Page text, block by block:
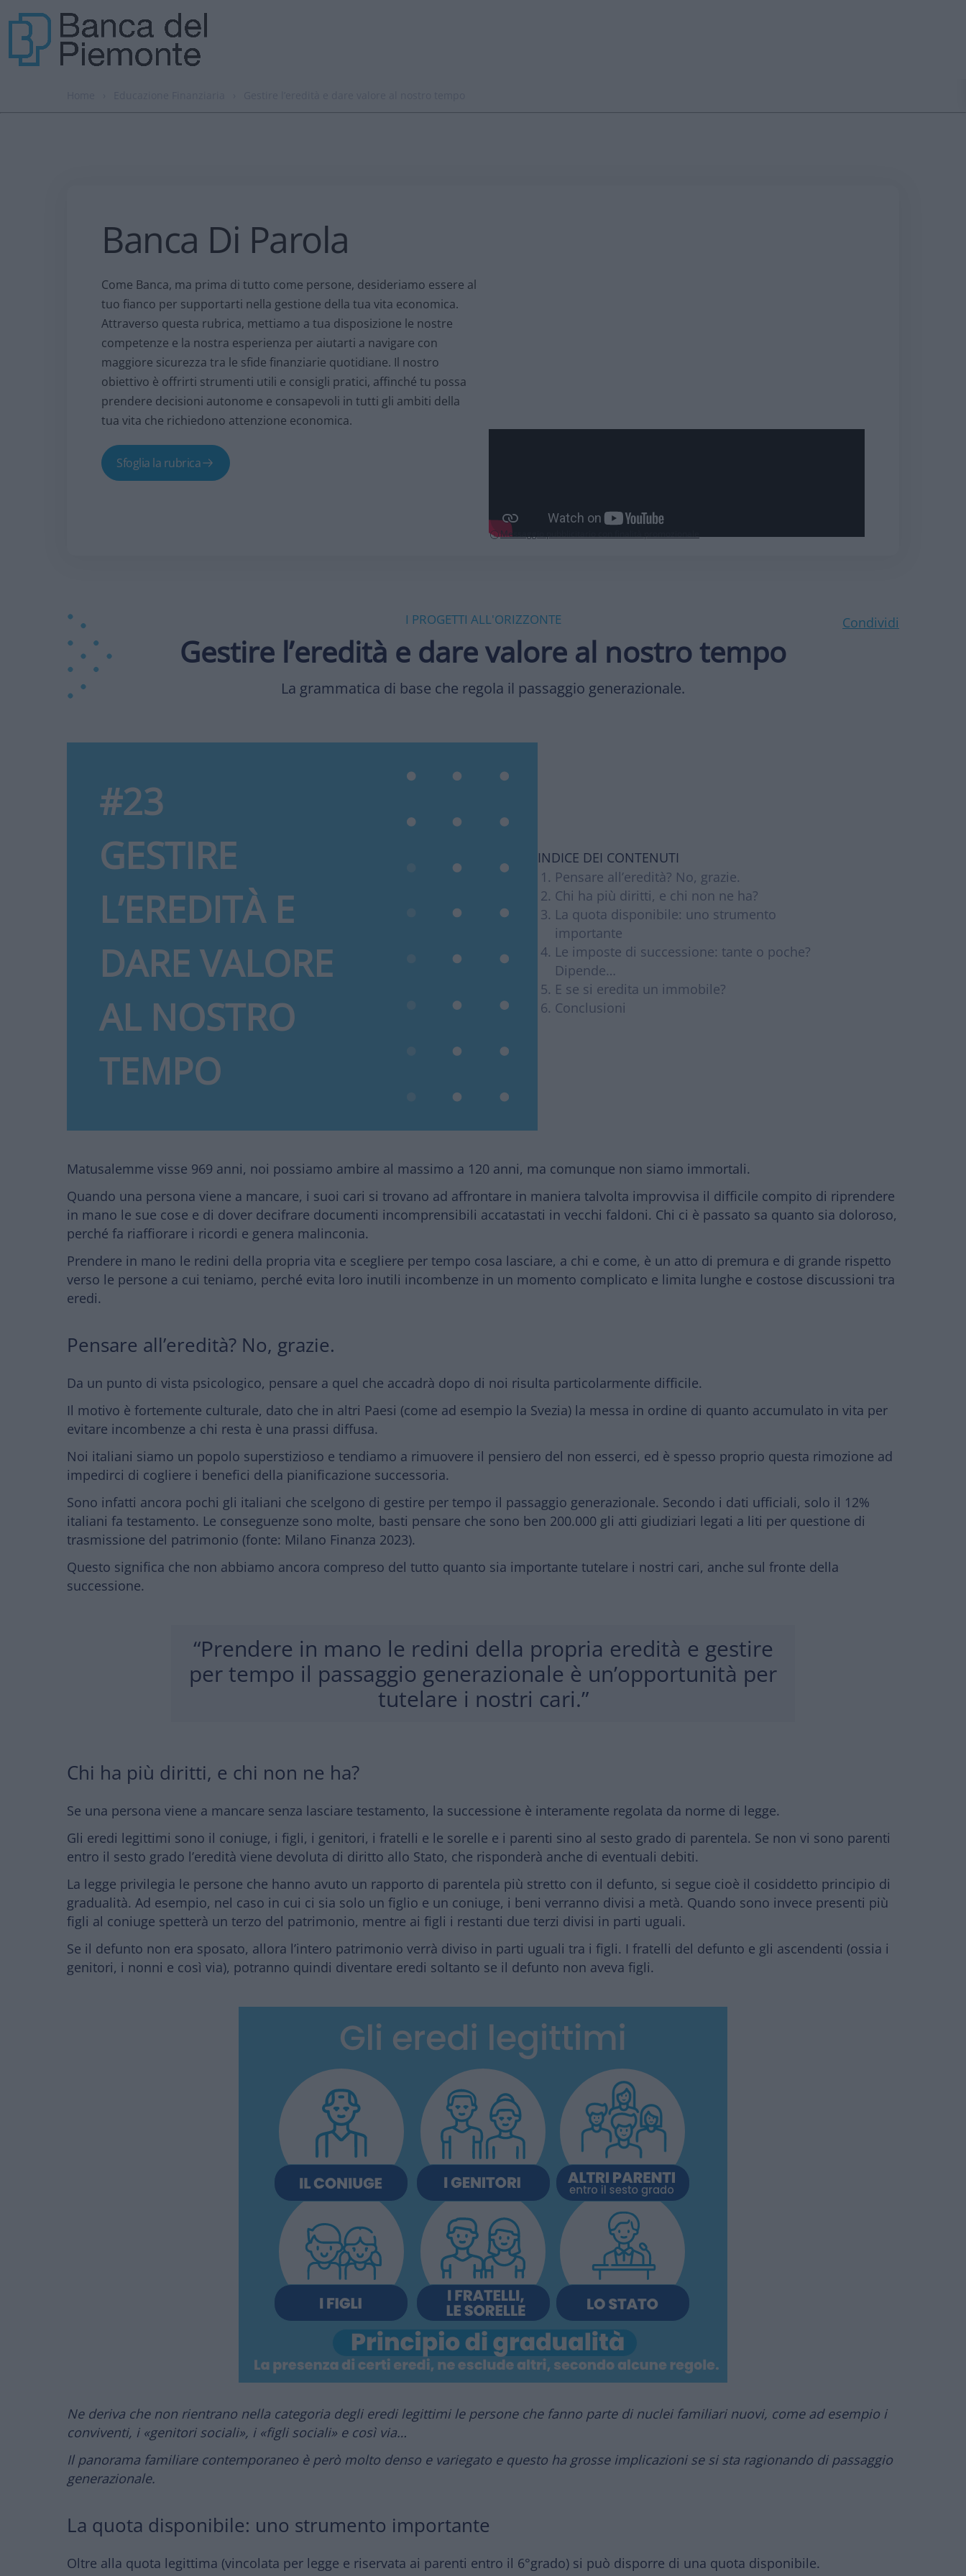
Banca Di Parola
Come Banca, ma prima di tutto come persone, desideriamo essere al
tuo fianco per supportarti nella gestione della tua vita economica.
Attraverso questa rubrica, mettiamo a tua disposizione le nostre
competenze e la nostra esperienza per aiutarti a navigare con
maggiore sicurezza tra le sfide finanziarie quotidiane. Il nostro
obiettivo è offrirti strumenti utili e consigli pratici, affinché tu possa
prendere decisioni autonome e consapevoli in tutti gli ambiti della
tua vita che richiedono attenzione economica.
Sfoglia la rubrica
Messaggio pubblicitario con finalità promozionale
I PROGETTI ALL'ORIZZONTE Condividi
Gestire l’eredità e dare valore al nostro tempo
La grammatica di base che regola il passaggio generazionale.
#23
GESTIRE
L’EREDITÀ E
DARE VALORE
AL NOSTRO
TEMPO
INDICE DEI CONTENUTI
Pensare all’eredità? No, grazie.
Chi ha più diritti, e chi non ne ha?
La quota disponibile: uno strumento
importante
Le imposte di successione: tante o poche?
Dipende…
E se si eredita un immobile?
Conclusioni
Matusalemme visse 969 anni, noi possiamo ambire al massimo a 120 anni, ma comunque non siamo immortali.
Quando una persona viene a mancare, i suoi cari si trovano ad affrontare in maniera talvolta improvvisa il difficile compito di riprendere
in mano le sue cose e di dover decifrare documenti incomprensibili accatastati in vecchi faldoni. Chi ci è passato sa quanto sia doloroso,
perché fa riaffiorare i ricordi e genera malinconia.
Prendere in mano le redini della propria vita e scegliere per tempo cosa lasciare, a chi e come, è un atto di premura e di grande rispetto
verso le persone a cui teniamo, perché evita loro inutili incombenze in un momento complicato e limita lunghe e costose discussioni tra
eredi.
Pensare all’eredità? No, grazie.
Da un punto di vista psicologico, pensare a quel che accadrà dopo di noi risulta particolarmente difficile.
Il motivo è fortemente culturale, dato che in altri Paesi (come ad esempio la Svezia) la messa in ordine di quanto accumulato in vita per
evitare incombenze a chi resta è una prassi diffusa.
Noi italiani siamo un popolo superstizioso e tendiamo a rimuovere il pensiero del non esserci, ed è spesso proprio questa rimozione ad
impedirci di cogliere i benefici della pianificazione successoria.
Sono infatti ancora pochi gli italiani che scelgono di gestire per tempo il passaggio generazionale. Secondo i dati ufficiali, solo il 12%
italiani fa testamento. Le conseguenze sono molte, basti pensare che sono ben 200.000 gli atti giudiziari legati a liti per questione di
trasmissione del patrimonio (fonte: Milano Finanza 2023).
Questo significa che non abbiamo ancora compreso del tutto quanto sia importante tutelare i nostri cari, anche sul fronte della
successione.
“Prendere in mano le redini della propria eredità e gestire
per tempo il passaggio generazionale è un’opportunità per
tutelare i nostri cari.”
Chi ha più diritti, e chi non ne ha?
Se una persona viene a mancare senza lasciare testamento, la successione è interamente regolata da norme di legge.
Gli eredi legittimi sono il coniuge, i figli, i genitori, i fratelli e le sorelle e i parenti sino al sesto grado di parentela. Se non vi sono parenti
entro il sesto grado l’eredità viene devoluta di diritto allo Stato, che risponderà anche di eventuali debiti.
La legge privilegia le persone che hanno avuto un rapporto di parentela più stretto con il defunto, si segue cioè il cosiddetto principio di
gradualità. Ad esempio, nel caso in cui ci sia solo un figlio e un coniuge, i beni verranno divisi a metà. Quando sono invece presenti più
figli al coniuge spetterà un terzo del patrimonio, mentre ai figli i restanti due terzi divisi in parti uguali.
Se il defunto non era sposato, allora l’intero patrimonio verrà diviso in parti uguali tra i figli. I fratelli del defunto e gli ascendenti (ossia i
genitori, i nonni e così via), potranno quindi diventare eredi soltanto se il defunto non aveva figli.
Ne deriva che non rientrano nella categoria degli eredi legittimi le persone che fanno parte di nuclei familiari nuovi, come ad esempio i
conviventi, i «genitori sociali», i «figli sociali» e così via…
Il panorama familiare contemporaneo è però molto denso e variegato e questo ha grosse implicazioni se si sta ragionando di passaggio
generazionale.
La quota disponibile: uno strumento importante
Oltre alla quota legittima (vincolata per legge e riservata ai parenti entro il 6°grado) si può disporre di una quota disponibile.